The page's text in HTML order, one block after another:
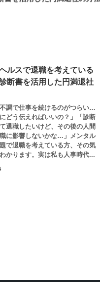
ルスで退職を考えている
断書を活用した円満退社
不調で仕事を続けるのがつらい…
どう伝えればいいの？」「診断
退職したいけど、その後の人間
に影響しないかな…」メンタル
で退職を考えている方、その気
かります。実は私も人事時代...